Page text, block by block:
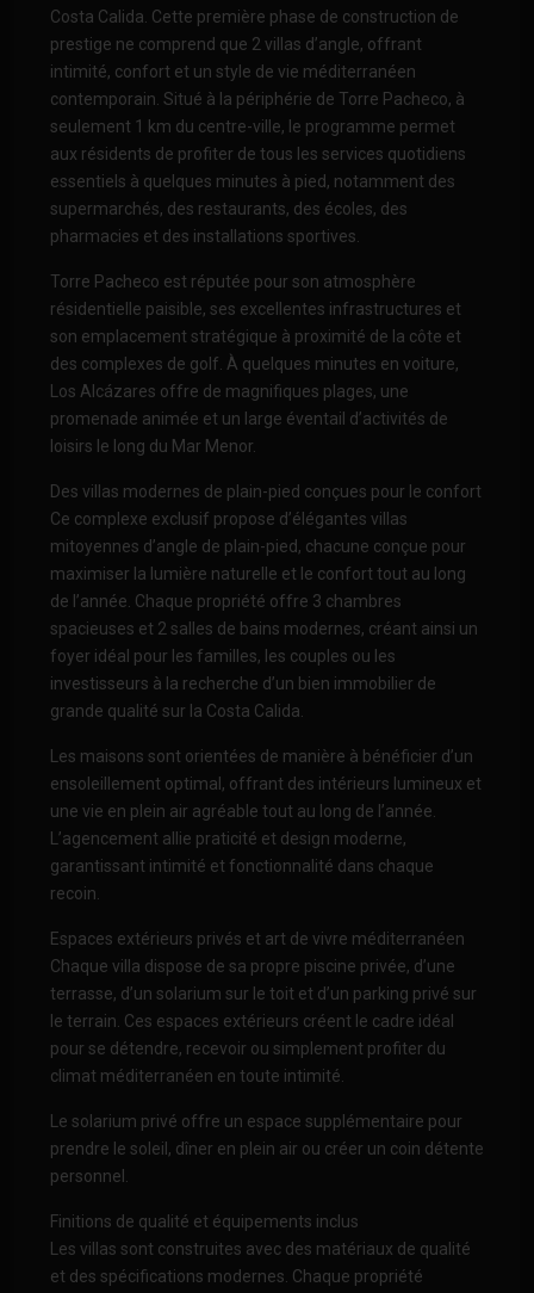
Costa Calida. Cette première phase de construction de
prestige ne comprend que 2 villas d’angle, offrant
intimité, confort et un style de vie méditerranéen
contemporain. Situé à la périphérie de Torre Pacheco, à
seulement 1 km du centre-ville, le programme permet
aux résidents de profiter de tous les services quotidiens
essentiels à quelques minutes à pied, notamment des
supermarchés, des restaurants, des écoles, des
pharmacies et des installations sportives.
Torre Pacheco est réputée pour son atmosphère
résidentielle paisible, ses excellentes infrastructures et
son emplacement stratégique à proximité de la côte et
des complexes de golf. À quelques minutes en voiture,
Los Alcázares offre de magnifiques plages, une
promenade animée et un large éventail d’activités de
loisirs le long du Mar Menor.
Des villas modernes de plain-pied conçues pour le confort
Ce complexe exclusif propose d’élégantes villas
mitoyennes d’angle de plain-pied, chacune conçue pour
maximiser la lumière naturelle et le confort tout au long
de l’année. Chaque propriété offre 3 chambres
spacieuses et 2 salles de bains modernes, créant ainsi un
foyer idéal pour les familles, les couples ou les
investisseurs à la recherche d’un bien immobilier de
grande qualité sur la Costa Calida.
Les maisons sont orientées de manière à bénéficier d’un
ensoleillement optimal, offrant des intérieurs lumineux et
une vie en plein air agréable tout au long de l’année.
L’agencement allie praticité et design moderne,
garantissant intimité et fonctionnalité dans chaque
recoin.
Espaces extérieurs privés et art de vivre méditerranéen
Chaque villa dispose de sa propre piscine privée, d’une
terrasse, d’un solarium sur le toit et d’un parking privé sur
le terrain. Ces espaces extérieurs créent le cadre idéal
pour se détendre, recevoir ou simplement profiter du
climat méditerranéen en toute intimité.
Le solarium privé offre un espace supplémentaire pour
prendre le soleil, dîner en plein air ou créer un coin détente
personnel.
Finitions de qualité et équipements inclus
Les villas sont construites avec des matériaux de qualité
et des spécifications modernes. Chaque propriété